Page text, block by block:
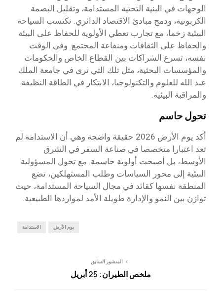
الوجهات في البنية التحتية المستدامة، وتقليل البصمة
الكربونية، ودمج مبادئ الاقتصاد الدائري. تكتسب السياحة
البيئية زخما، مع تجارب تعطي الأولوية للحفاظ على البيئة
والحفاظ على الثقافات ومنفاعة المجتمع. وفي الوقت
نفسه، تسرع الشراكات بين القطاع الخاص والحكومات
والمؤسسات البحثية، مثل تلك التي ترى في جامعة الملك
عبد الله للعلوم والتكنولوجيا، الابتكار في الطاقة النظيفة
والمراقبة البيئية.
تحول حاسم
أكد يوم الأرض 2026 حقيقة واضحة وهي أن الاستدامة لم
تعد اعتبارا متخصصا في صناعة السفر في الشرق
الأوسط، بل أصبحت أولوية حاسمة. مع تحول المسؤولية
البيئية إلى محور السياسات وطلب المستهلكين، تضع
المنطقة نفسها كقائد في مجال السياحة المستدامة، حيث
توازن بين النمو والإدارة طويلة الأمد لمواردها الطبيعية.
الاستدامة يوم الأرض
المنشور السابق
ملخص الطيران: 25 أبريل